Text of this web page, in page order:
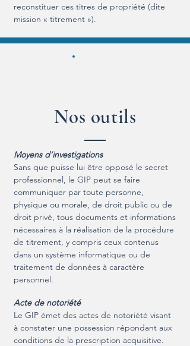
reconstituer ces titres de propriété (dite
mission « titrement »).
Nos outils
Moyens d’investigations
Sans que puisse lui être opposé le secret
professionnel, le GIP peut se faire
communiquer par toute personne,
physique ou morale, de droit public ou de
droit privé, tous documents et informations
nécessaires à la réalisation de la procédure
de titrement, y compris ceux contenus
dans un système informatique ou de
traitement de données à caractère
personnel.
Acte de notoriété
Le GIP émet des actes de notoriété visant
à constater une possession répondant aux
conditions de la prescription acquisitive.